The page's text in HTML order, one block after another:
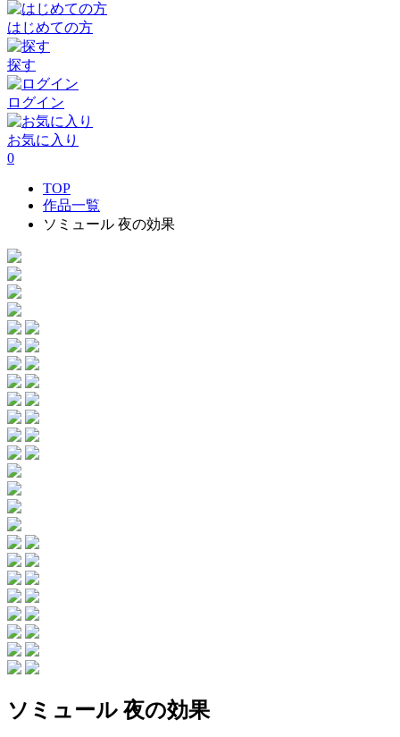
はじめての方
探す
ログイン
お気に入り
0
TOP
作品一覧
ソミュール 夜の効果
ソミュール 夜の効果